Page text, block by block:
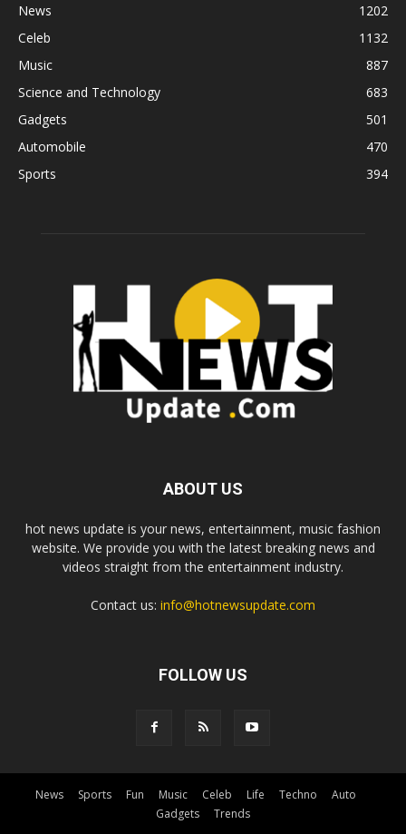
News
1202
Celeb
1132
Music
887
Science and Technology
683
Gadgets
501
Automobile
470
Sports
394
ABOUT US
hot news update is your news, entertainment, music fashion
website. We provide you with the latest breaking news and
videos straight from the entertainment industry.
Contact us: info@hotnewsupdate.com
FOLLOW US
News Sports Fun Music Celeb Life Techno
Auto
Gadgets
Trends